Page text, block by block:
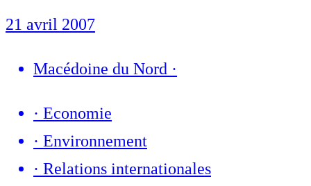
21 avril 2007
Macédoine du Nord ·
· Economie
· Environnement
· Relations internationales